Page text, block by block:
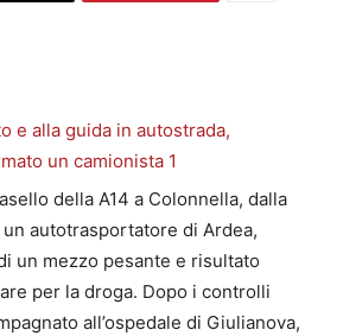
della A14 a Colonnella, dalla
autotrasportatore di Ardea,
un mezzo pesante e risultato
per la droga. Dopo i controlli
all’ospedale di Giulianova,